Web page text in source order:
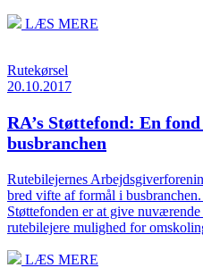
LÆS MERE
Rutekørsel
20.10.2017
RA’s Støttefond: En
busbranchen
Rutebilejernes
bred vifte af formål i
Støttefonden er at give
rutebilejere mulighed for
LÆS MERE